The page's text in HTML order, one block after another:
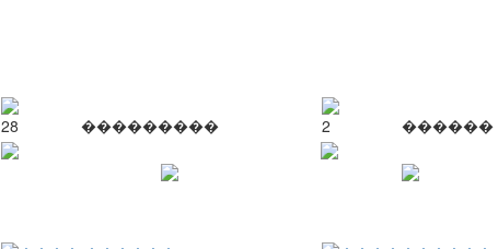
28 ��������� 2
������